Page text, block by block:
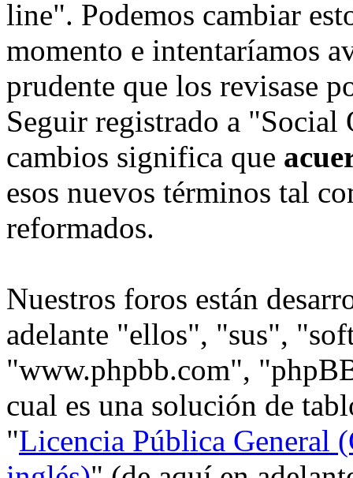
line". Podemos cambiar
momento e intentaríamos
prudente que los revisase
Seguir registrado a "Social
cambios significa que
esos nuevos términos tal
reformados.
Nuestros foros están
adelante "ellos", "sus",
"www.phpbb.com",
cual es una solución de
"Licencia Pública General